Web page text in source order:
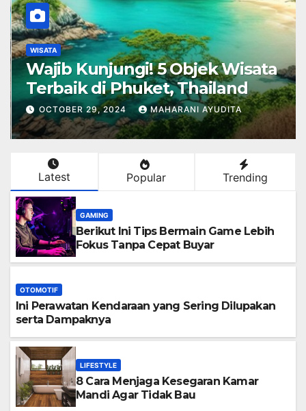
WISATA
Wajib Kunjungi! 5 Objek Wisata
Terbaik di Phuket, Thailand
OCTOBER 29, 2024 MAHARANI AYUDITA
Latest Popular Trending
GAMING
Berikut Ini Tips Bermain Game Lebih
Fokus Tanpa Cepat Buyar
OTOMOTIF
Ini Perawatan Kendaraan yang Sering Dilupakan
serta Dampaknya
LIFESTYLE
8 Cara Menjaga Kesegaran Kamar
Mandi Agar Tidak Bau